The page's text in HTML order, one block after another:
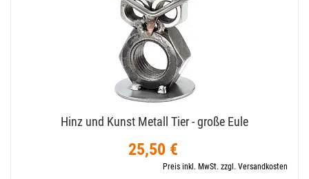
Hinz und Kunst Metall Tier - große Eule
25,50 €
Preis inkl. MwSt. zzgl. Versandkosten